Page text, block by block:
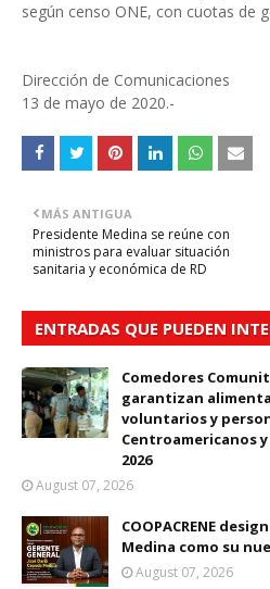
según censo ONE, con cuotas de
Dirección de Comunicaciones
13 de mayo de 2020.-
MÁS ANTIGUA
Presidente Medina se reúne con
ministros para evaluar situación
sanitaria y económica de RD
ENTRADAS QUE PUEDEN
Comedores
garantizan
voluntarios y
Centroamericanos
2026
August 07, 2026
COOPACRENE
Medina como su
August 07, 2026